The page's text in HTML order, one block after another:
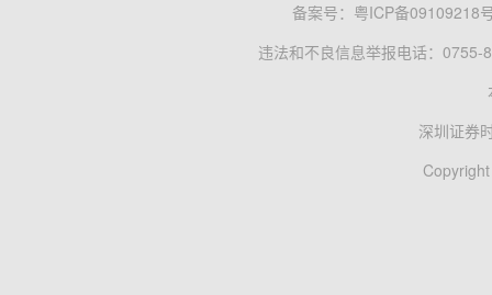
备案号： 粤ICP备09109218
违法和不良信息举报电话：0755-
深圳证券